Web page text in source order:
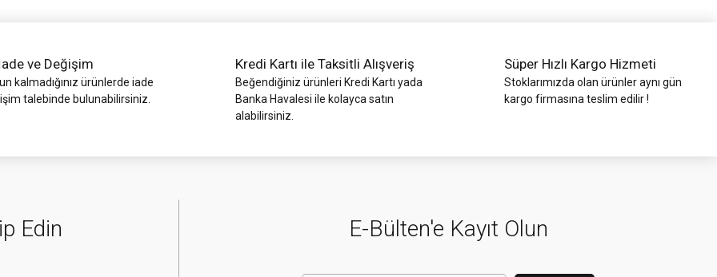
ve Değişim
kalmadığınız ürünlerde iade
talebinde bulunabilirsiniz.
Kredi Kartı ile Taksitli Alışveriş
Beğendiğiniz ürünleri Kredi Kartı yada
Banka Havalesi ile kolayca satın
alabilirsiniz.
Süper Hızlı Kargo Hizmeti
Stoklarımızda olan ürünler aynı gün
kargo firmasına teslim edilir !
Edin E-Bülten'e Kayıt Olun